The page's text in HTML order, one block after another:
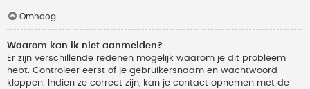
Omhoog
Waarom kan ik niet aanmelden?
Er zijn verschillende redenen mogelijk waarom je dit probleem
hebt. Controleer eerst of je gebruikersnaam en wachtwoord
kloppen. Indien ze correct zijn, kan je contact opnemen met de